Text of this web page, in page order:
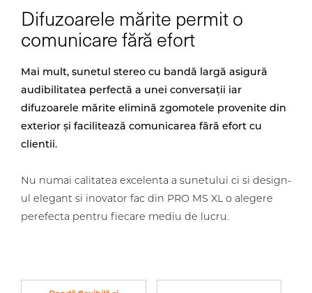
Difuzoarele mărite permit o
comunicare fără efort
Mai mult, sunetul stereo cu bandă largă asigură
audibilitatea perfectă a unei conversații iar
difuzoarele mărite elimină zgomotele provenite din
exterior și facilitează comunicarea fără efort cu
clientii.
Nu numai calitatea excelenta a sunetului ci si design-
ul elegant si inovator fac din PRO MS XL o alegere
perefecta pentru fiecare mediu de lucru.